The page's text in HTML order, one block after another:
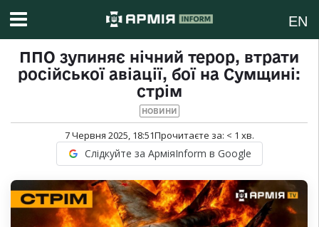
EN
ППО зупиняє нічний терор, втрати
російської авіації, бої на Сумщині:
стрім
НОВИНИ
7 Червня 2025, 18:51Прочитаєте за: < 1 хв.
Слідкуйте за АрміяInform в Google